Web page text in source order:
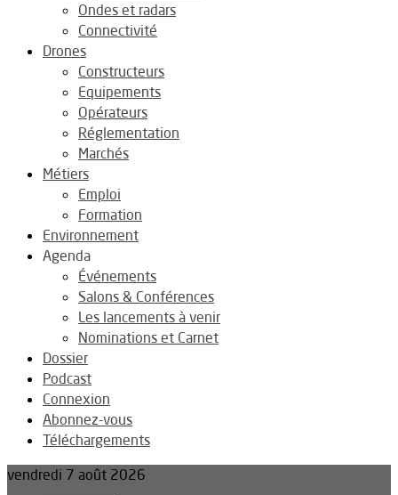
Ondes et radars
Connectivité
Drones
Constructeurs
Equipements
Opérateurs
Réglementation
Marchés
Métiers
Emploi
Formation
Environnement
Agenda
Événements
Salons & Conférences
Les lancements à venir
Nominations et Carnet
Dossier
Podcast
Connexion
Abonnez-vous
Téléchargements
vendredi 7 août 2026